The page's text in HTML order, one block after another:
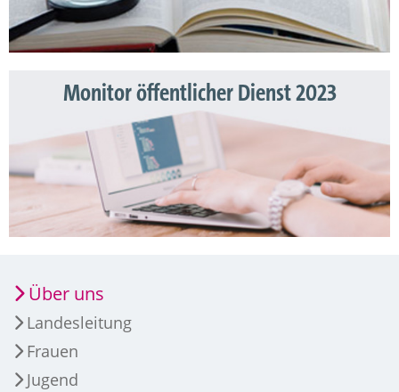
Monitor öffentlicher Dienst 2023
Über uns
Landesleitung
Frauen
Jugend